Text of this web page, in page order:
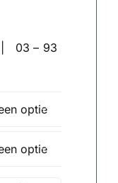
€188.10
| 03 – 93

